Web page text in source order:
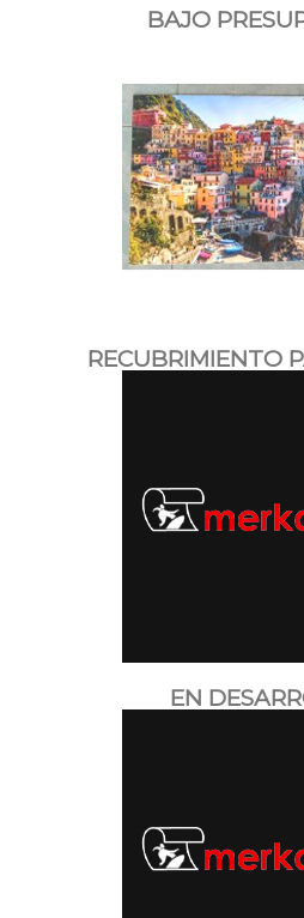
BAJO
RECUBRIMIENTO
EN